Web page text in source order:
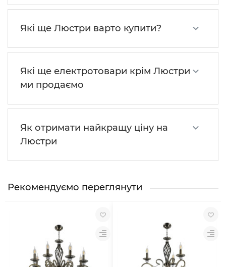
Які ще Люстри варто купити?
Які ще електротовари крім Люстри
ми продаємо
Як отримати найкращу ціну на
Люстри
Рекомендуємо переглянути